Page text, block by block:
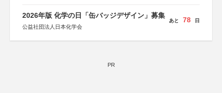
2026年版 化学の日「缶バッジデザイン」募集
公益社団法人日本化学会
あと 78 日
PR